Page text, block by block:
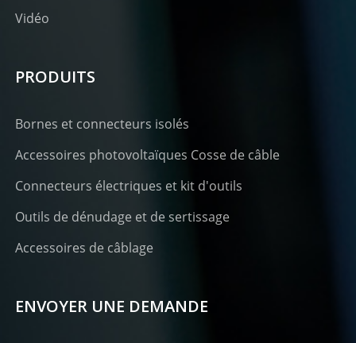
Vidéo
PRODUITS
Bornes et connecteurs isolés
Accessoires photovoltaïques Cosse de câble
Connecteurs électriques et kit d'outils
Outils de dénudage et de sertissage
Accessoires de câblage
ENVOYER UNE DEMANDE